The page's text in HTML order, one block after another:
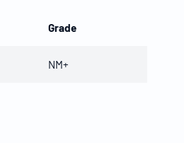
Grade
NM+